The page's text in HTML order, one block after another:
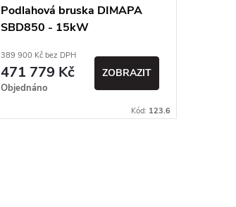
Podlahová bruska DIMAPA
SBD850 - 15kW
389 900 Kč bez DPH
471 779 Kč
Objednáno
ZOBRAZIT
Kód: 123.6